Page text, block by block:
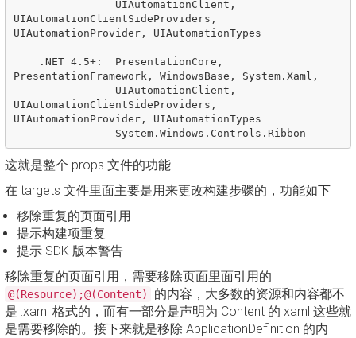
UIAutomationClientSideProviders,
UIAutomationProvider, UIAutomationTypes
PresentationFramework, WindowsBase, System.Xaml,
UIAutomationClientSideProviders,
UIAutomationProvider, UIAutomationTypes
这就是整个 props 文件的功能
在 targets 文件里面主要是用来更改构建步骤的，功能如下
移除重复的页面引用
提示构建项重复
提示 SDK 版本警告
移除重复的页面引用，需要移除页面里面引用的
@(Resource);@(Content)
的内容，大多数的资源和内容都不
是 .xaml 格式的，而有一部分是声明为 Content 的 xaml 这些就
是需要移除的。接下来就是移除 ApplicationDefinition 的内